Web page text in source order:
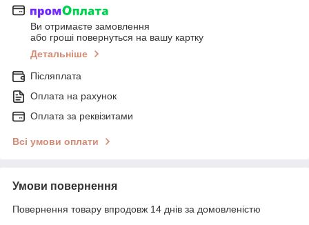
Ви отримаєте замовлення
або гроші повернуться на вашу картку
Детальніше
Післяплата
Оплата на рахунок
Оплата за реквізитами
Всі умови оплати
Умови повернення
Повернення товару впродовж 14 днів за домовленістю